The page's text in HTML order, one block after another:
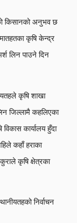
किसानको अनुभव छ
कृषि केन्द्र
लिन पाउने दिन
कृषि शाखा
जिल्लामै कहलिएका
कार्यालय हुँदा
कहाँ हराका
कृषि क्षेत्रका
निर्वाचन